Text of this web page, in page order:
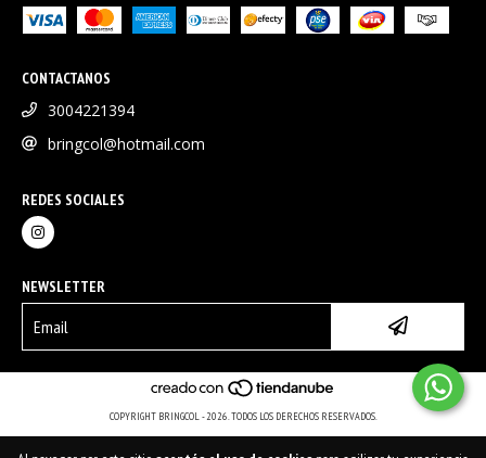
CONTACTANOS
3004221394
bringcol@hotmail.com
REDES SOCIALES
NEWSLETTER
COPYRIGHT BRINGCOL - 2026. TODOS LOS DERECHOS RESERVADOS.